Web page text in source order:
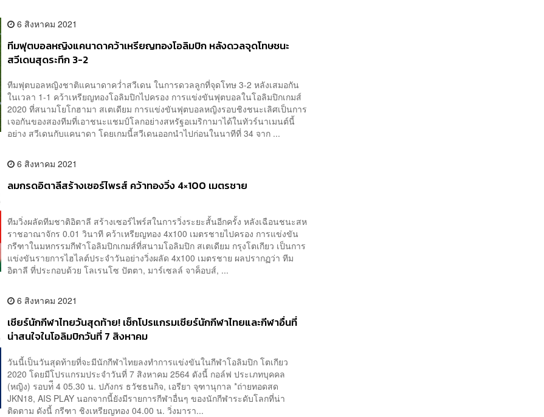
6 สิงหาคม 2021
ทีมฟุตบอลหญิงแคนาดาคว้าเหรียญทองโอลิมปิก หลังดวลจุดโทษชนะ
สวีเดนสุดระทึก 3-2
ทีมฟุตบอลหญิงชาติแคนาดาคว่ำสวีเดน ในการดวลลูกที่จุดโทษ 3-2 หลังเสมอกัน
ในเวลา 1-1 คว้าเหรียญทองโอลิมปิกไปครอง การแข่งขันฟุตบอลในโอลิมปิกเกมส์
2020 ที่สนามโยโกฮามา สเตเดียม การแข่งขันฟุตบอลหญิงรอบชิงชนะเลิศเป็นการ
เจอกันของสองทีมที่เอาชนะแชมป์โลกอย่างสหรัฐอเมริกามาได้ในทัวร์นาเมนต์นี้
อย่าง สวีเดนกับแคนาดา โดยเกมนี้สวีเดนออกนำไปก่อนในนาทีที่ 34 จาก ...
6 สิงหาคม 2021
ลมกรดอิตาลีสร้างเซอร์ไพรส์ คว้าทองวิ่ง 4×100 เมตรชาย
ทีมวิ่งผลัดทีมชาติอิตาลี สร้างเซอร์ไพร์สในการวิ่งระยะสั้นอีกครั้ง หลังเฉือนชนะสห
ราชอาณาจักร 0.01 วินาที คว้าเหรียญทอง 4x100 เมตรชายไปครอง การแข่งขัน
กรีฑาในมหกรรมกีฬาโอลิมปิกเกมส์ที่สนามโอลิมปิก สเตเดียม กรุงโตเกียว เป็นการ
แข่งขันรายการไฮไลต์ประจำวันอย่างวิ่งผลัด 4x100 เมตรชาย ผลปรากฏว่า ทีม
อิตาลี ที่ประกอบด้วย โลเรนโซ ปัตตา, มาร์เซลล์ จาค็อบส์, ...
6 สิงหาคม 2021
เชียร์นักกีฬาไทยวันสุดท้าย! เช็กโปรแกรมเชียร์นักกีฬาไทยและกีฬาอื่นที่
น่าสนใจในโอลิมปิกวันที่ 7 สิงหาคม
วันนี้เป็นวันสุดท้ายที่จะมีนักกีฬาไทยลงทำการแข่งขันในกีฬาโอลิมปิก โตเกียว
2020 โดยมีโปรแกรมประจำวันที่ 7 สิงหาคม 2564 ดังนี้ กอล์ฟ ประเภทบุคคล
(หญิง) รอบท่ี 4 05.30 น. ปภังกร ธวัชธนกิจ, เอรียา จุฑานุกาล *ถ่ายทอดสด
JKN18, AIS PLAY นอกจากนี้ยังมีรายการกีฬาอื่นๆ ของนักกีฬาระดับโลกที่น่า
ติดตาม ดังนี้ กรีฑา ชิงเหรียญทอง 04.00 น. วิ่งมารา...